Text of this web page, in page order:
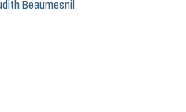
Beaumesnil